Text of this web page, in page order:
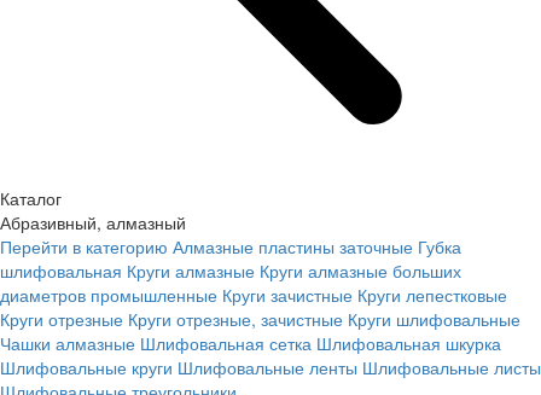
Каталог
Абразивный, алмазный
Перейти в категорию Алмазные пластины заточные Губка
шлифовальная Круги алмазные Круги алмазные больших
диаметров промышленные Круги зачистные Круги лепестковые
Круги отрезные Круги отрезные, зачистные Круги шлифовальные
Чашки алмазные Шлифовальная сетка Шлифовальная шкурка
Шлифовальные круги Шлифовальные ленты Шлифовальные листы